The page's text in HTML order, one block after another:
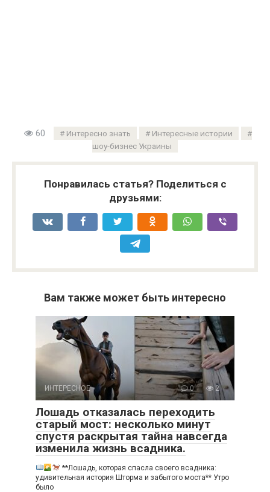
60 Интересно знать
Интересные истории
шоу-бизнес Украины
Понравилась статья? Поделиться с
друзьями:
Вам также может быть интересно
ИНТЕРЕСНОЕ 0 2
Лошадь отказалась переходить
старый мост: несколько минут
спустя раскрытая тайна навсегда
изменила жизнь всадника.
**Лошадь, которая спасла своего всадника:
удивительная история Шторма и забытого моста** Утро
было